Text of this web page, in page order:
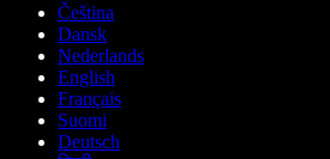
Čeština
Dansk
Nederlands
English
Français
Suomi
Deutsch